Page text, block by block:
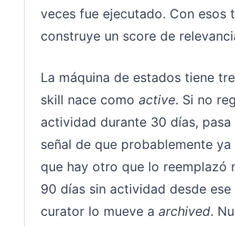
veces fue ejecutado. Con esos
construye un score de
La máquina de estados tiene
skill nace como active. Si no
actividad durante 30 días, pasa
señal de que probablemente ya
que hay otro que lo reemplazó
90 días sin actividad desde ese
curator lo mueve a archived.